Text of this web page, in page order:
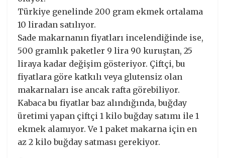
Türkiye genelinde 200 gram ekmek ortalama
10 liradan satılıyor.
Sade makarnanın fiyatları incelendiğinde ise,
500 gramlık paketler 9 lira 90 kuruştan, 25
liraya kadar değişim gösteriyor. Çiftçi, bu
fiyatlara göre katkılı veya glutensiz olan
makarnaları ise ancak rafta görebiliyor.
Kabaca bu fiyatlar baz alındığında, buğday
üretimi yapan çiftçi 1 kilo buğday satımı ile 1
ekmek alamıyor. Ve 1 paket makarna için en
az 2 kilo buğday satması gerekiyor.